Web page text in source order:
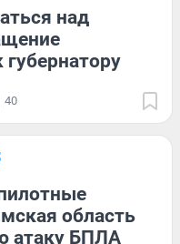
над
40
область
атаку БПЛА